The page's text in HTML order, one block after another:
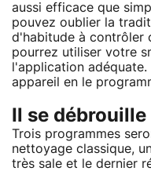
aussi efficace que
pouvez oublier la
d'habitude à contrôler
pourrez utiliser votre
l'application
appareil en le
Il se
Trois programmes
nettoyage classique,
très sale et le dernier